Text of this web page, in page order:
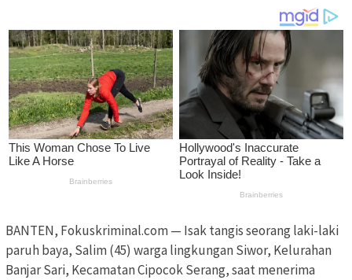
BANTEN, Fokuskriminal.com — Isak tangis seorang laki-laki
paruh baya, Salim (45) warga lingkungan Siwor, Kelurahan
Banjar Sari, Kecamatan Cipocok Serang, saat menerima